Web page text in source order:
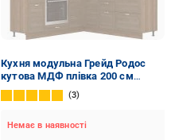
Кухня модульна Грейд Родос
кутова МДФ плівка 200 см
×200коричневий/коричневий
3
Немає в наявності